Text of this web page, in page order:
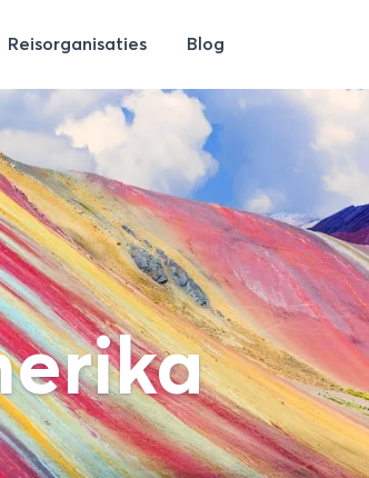
Reisorganisaties Blog